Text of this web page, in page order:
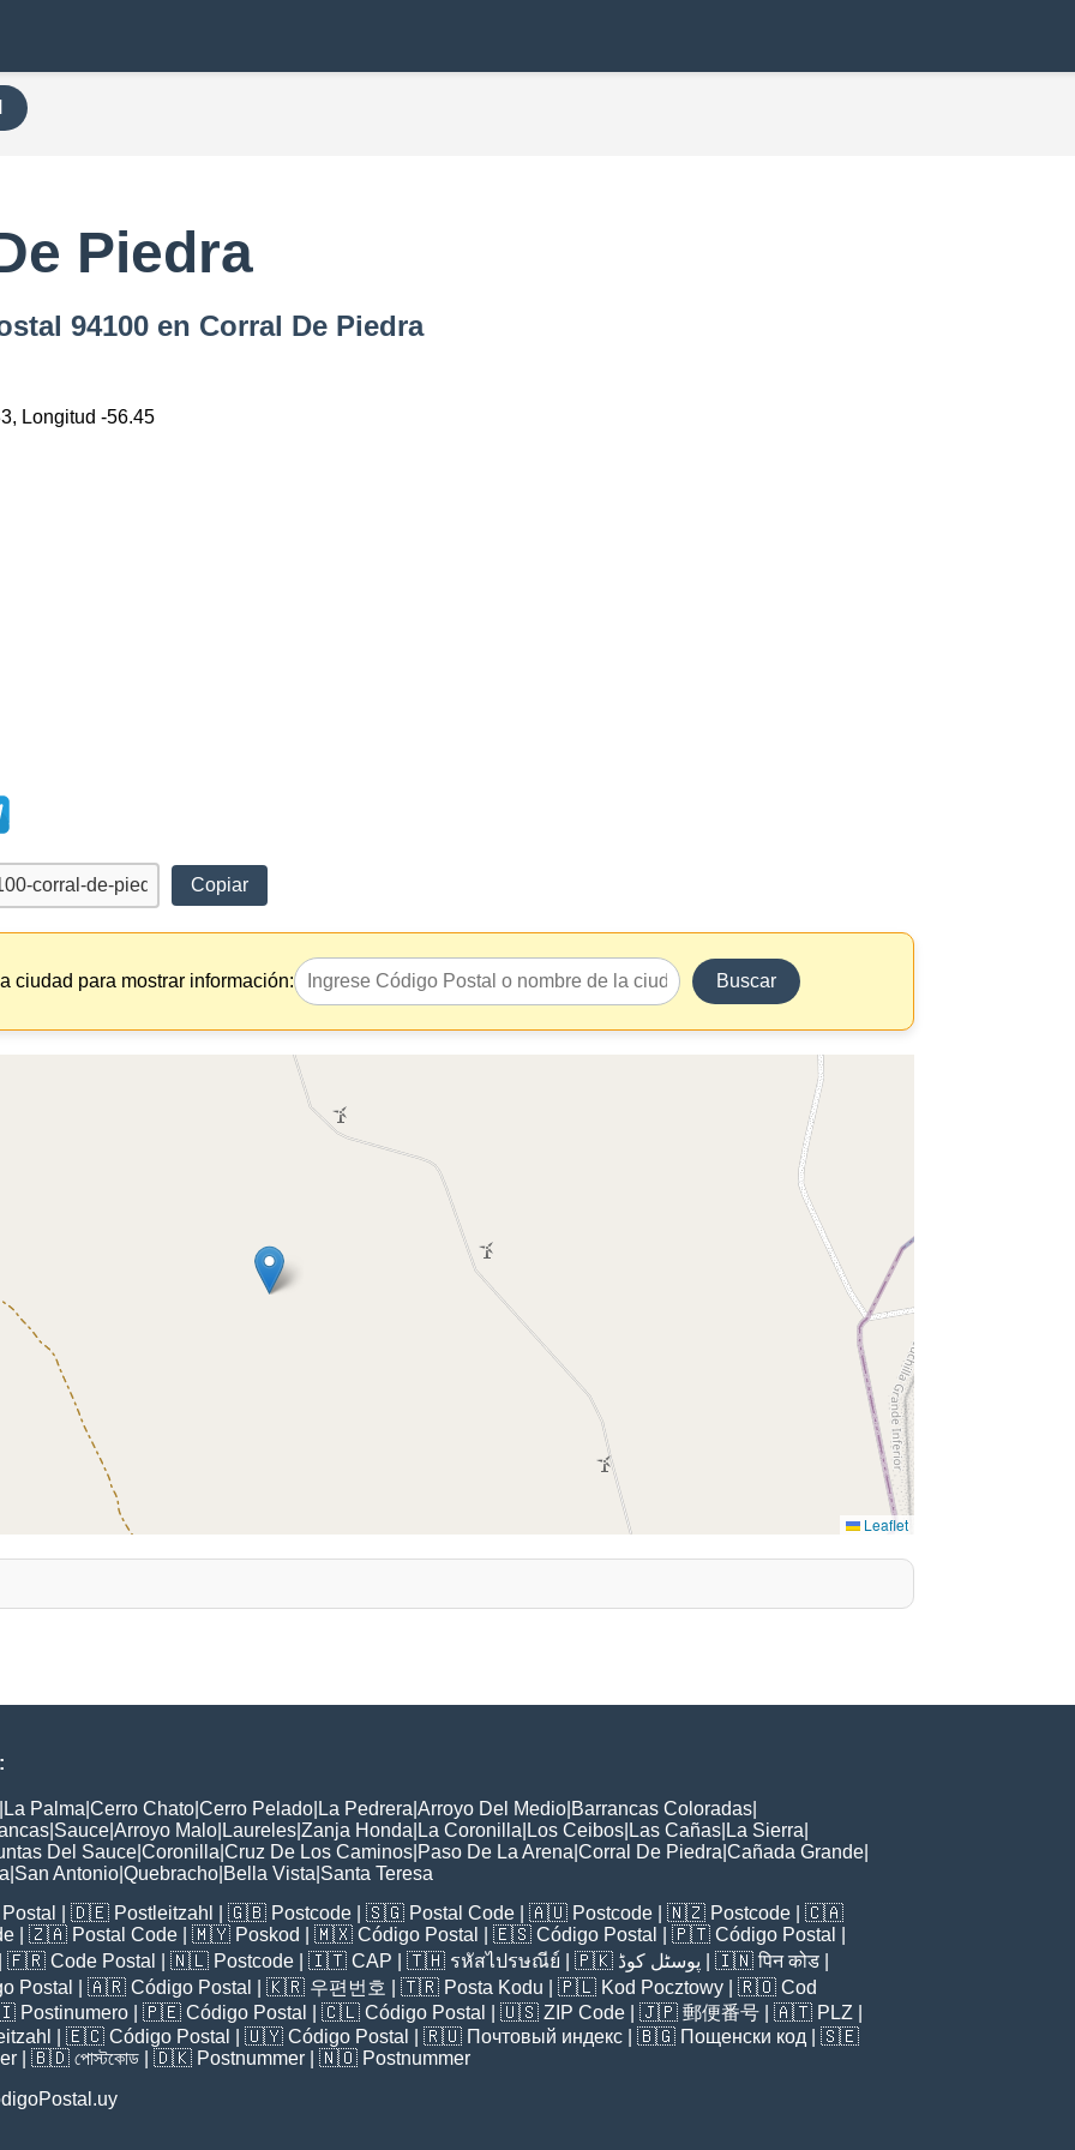
Piedra
94100 en Corral De Piedra
Longitud -56.45
Copiar
ciudad para mostrar información: Buscar
Leaflet
La Palma Cerro Chato Cerro Pelado La Pedrera Arroyo Del Medio Barrancas Coloradas
Sauce Arroyo Malo Laureles Zanja Honda La Coronilla Los Ceibos Las Cañas La Sierra
Del Sauce Coronilla Cruz De Los Caminos Paso De La Arena Corral De Piedra Cañada Grande
San Antonio Quebracho Bella Vista Santa Teresa
| 🇩🇪 Postleitzahl | 🇬🇧 Postcode | 🇸🇬 Postal Code | 🇦🇺 Postcode | 🇳🇿 Postcode | 🇨🇦
| 🇿🇦 Postal Code | 🇲🇾 Poskod | 🇲🇽 Código Postal | 🇪🇸 Código Postal | 🇵🇹 Código Postal
🇫🇷 Code Postal | 🇳🇱 Postcode | 🇮🇹 CAP | 🇹🇭 รหัสไปรษณีย์ | 🇵🇰 پوسٹل کوڈ | 🇮🇳पिन कोड
Postal
| 🇦🇷 Código Postal | 🇰🇷 우편번호 | 🇹🇷 Posta Kodu | 🇵🇱 Kod Pocztowy | 🇷🇴 Cod
Postinumero | 🇵🇪 Código Postal | 🇨🇱 Código Postal | 🇺🇸 ZIP Code | 🇯🇵 郵便番号 | 🇦🇹 PLZ
| 🇪🇨 Código Postal | 🇺🇾 Código Postal | 🇷🇺 Почтовый индекс | 🇧🇬 Пощенски код | 🇸🇪
| 🇧🇩 পোস্টকোড | 🇩🇰 Postnummer | 🇳🇴 Postnummer